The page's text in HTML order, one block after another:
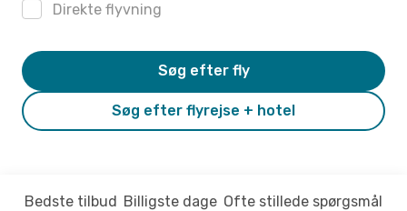
Direkte flyvning
Søg efter flyrejse + hotel
Søg efter fly
Bedste tilbud Billigste dage Ofte stillede spørgsmål